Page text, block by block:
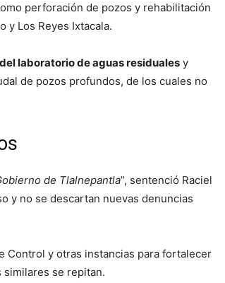
perforación de pozos y rehabilitación
y Los Reyes Ixtacala.
laboratorio de aguas residuales y
de pozos profundos, de los cuales no
de Tlalnepantla”, sentenció Raciel
y no se descartan nuevas denuncias
Control y otras instancias para fortalecer
similares se repitan.